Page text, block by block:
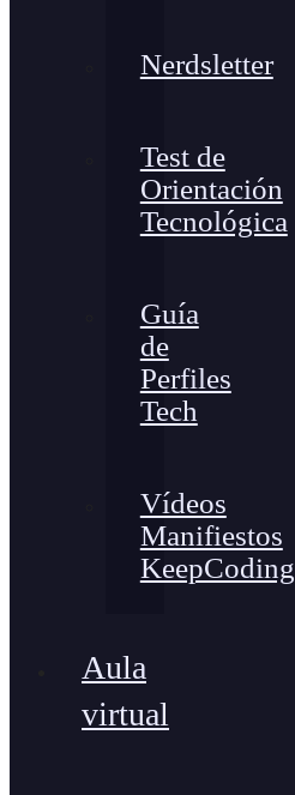
Nerdsletter
Test de
Orientación
Tecnológica
Guía
de
Perfiles
Tech
Vídeos
Manifiestos
KeepCoding
Aula
virtual